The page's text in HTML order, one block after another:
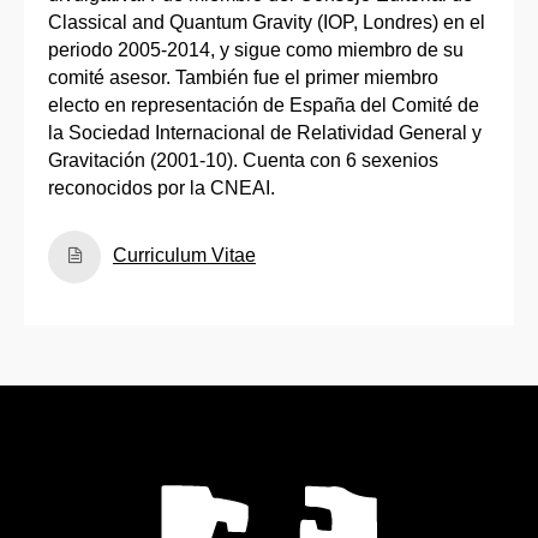
Classical and Quantum Gravity (IOP, Londres) en el
periodo 2005-2014, y sigue como miembro de su
comité asesor. También fue el primer miembro
electo en representación de España del Comité de
la Sociedad Internacional de Relatividad General y
Gravitación (2001-10). Cuenta con 6 sexenios
reconocidos por la CNEAI.
Curriculum Vitae